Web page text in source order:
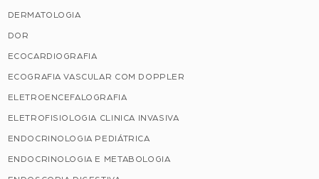
DERMATOLOGIA
DOR
ECOCARDIOGRAFIA
ECOGRAFIA VASCULAR COM DOPPLER
ELETROENCEFALOGRAFIA
ELETROFISIOLOGIA CLINICA INVASIVA
ENDOCRINOLOGIA PEDIÁTRICA
ENDOCRINOLOGIA E METABOLOGIA